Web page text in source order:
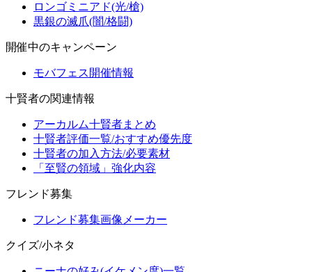
ロンゴミニアド(光/槍)
黒銀の滅爪(闇/格闘)
開催中のキャンペーン
モバフェス開催情報
十賢者の関連情報
アーカルム十賢者まとめ
十賢者評価一覧/おすすめ優先度
十賢者の加入方法/必要素材
「至賢の領域」強化内容
フレンド募集
フレンド募集画像メーカー
クイズ/小ネタ